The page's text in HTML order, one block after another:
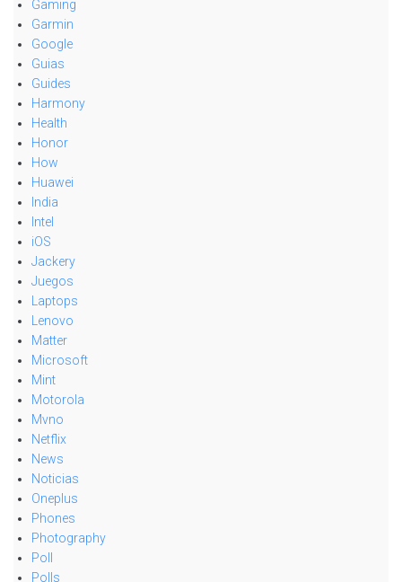
Gaming
Garmin
Google
Guias
Guides
Harmony
Health
Honor
How
Huawei
India
Intel
iOS
Jackery
Juegos
Laptops
Lenovo
Matter
Microsoft
Mint
Motorola
Mvno
Netflix
News
Noticias
Oneplus
Phones
Photography
Poll
Polls